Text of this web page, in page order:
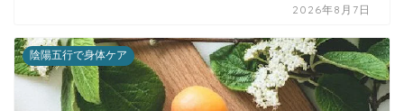
2026年8月7日
陰陽五行で身体ケア